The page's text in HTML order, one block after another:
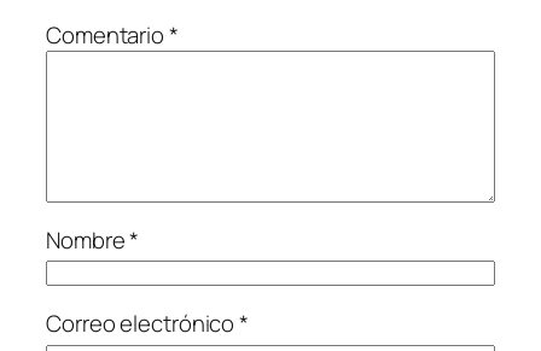
Comentario*
Nombre*
Correo electrónico*